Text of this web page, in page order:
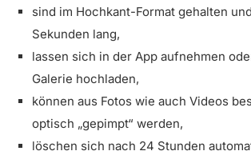
sind im Hochkant-Format gehalten
Sekunden lang,
lassen sich in der App aufnehmen
Galerie hochladen,
können aus Fotos wie auch Videos
optisch „gepimpt“ werden,
löschen sich nach 24 Stunden